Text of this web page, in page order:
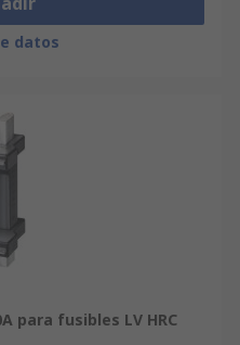
datos
para fusibles LV HRC